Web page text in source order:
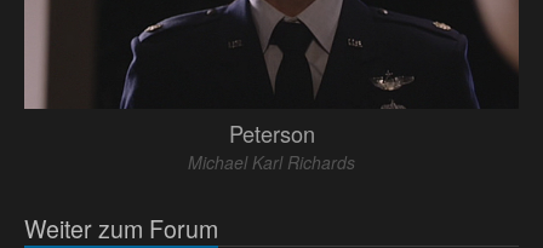
Peterson
Michael Karl Richards
Weiter zum Forum